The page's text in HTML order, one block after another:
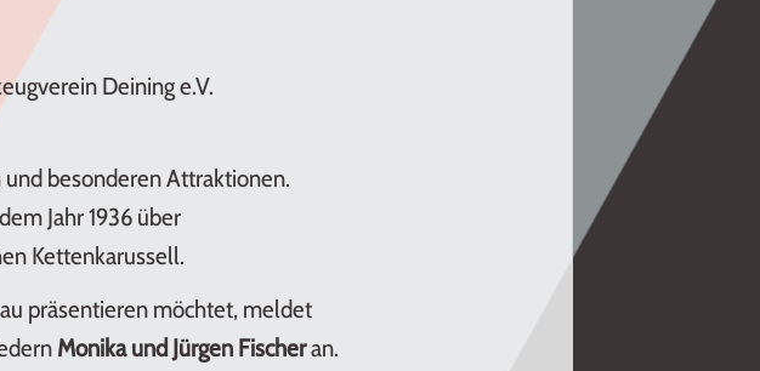
Deining e.V.
besonderen Attraktionen.
Jahr 1936 über
Kettenkarussell.
präsentieren möchtet, meldet
Monika und Jürgen Fischeran.